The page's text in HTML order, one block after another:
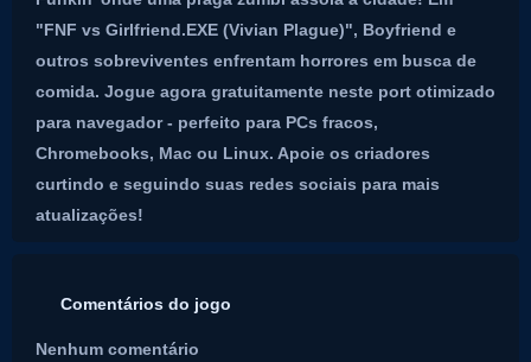
"FNF vs Girlfriend.EXE (Vivian Plague)", Boyfriend e
outros sobreviventes enfrentam horrores em busca de
comida. Jogue agora gratuitamente neste port otimizado
para navegador - perfeito para PCs fracos,
Chromebooks, Mac ou Linux. Apoie os criadores
curtindo e seguindo suas redes sociais para mais
atualizações!
Comentários do jogo
Nenhum comentário